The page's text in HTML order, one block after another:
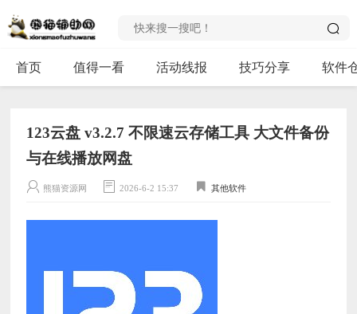
首页 值得一看 活动线报 技巧分享 软件
123云盘 v3.2.7 不限速云存储工具 大文件备份
与在线播放网盘
熊猫资源网 2026-6-2 15:37 其他软件